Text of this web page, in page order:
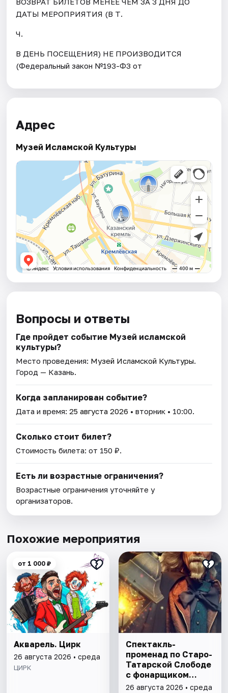
ДАТЫ МЕРОПРИЯТИЯ (В Т.
Ч.
В ДЕНЬ ПОСЕЩЕНИЯ) НЕ ПРОИЗВОДИТСЯ
(Федеральный закон №193-ФЗ от
Адрес
Музей Исламской Культуры
Вопросы и ответы
Где пройдет событие Музей исламской
культуры?
Место проведения: Музей Исламской Культуры.
Город — Казань.
Когда запланирован событие?
Дата и время:25 августа 2026 • вторник • 10:00.
Сколько стоит билет?
Стоимость билета: от 150 ₽.
Есть ли возрастные ограничения?
Возрастные ограничения уточняйте у
организаторов.
Похожие мероприятия
от 1 000 ₽
Акварель. Цирк
26 августа 2026 • среда
ЦИРК
Спектакль-
променад по Старо-
Татарской Слободе
с фонарщиком
Фаролеро
26 августа 2026 • среда